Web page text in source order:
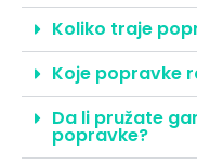
Koliko traje
Koje popravke
Da li pružate
popravke?